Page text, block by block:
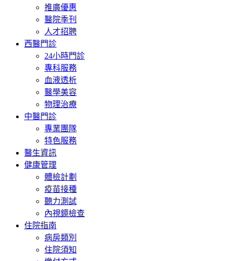
推廣優惠
醫院季刊
人才招聘
西醫門診
24小時門診
專科服務
血液透析
醫學美容
物理治療
中醫門診
專業團隊
特色服務
醫生資訊
健康管理
體檢計劃
疫苗接種
聽力測試
內視鏡檢查
住院指南
病房類別
住院須知